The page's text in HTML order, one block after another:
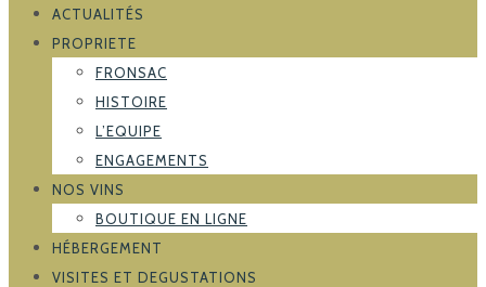
ACTUALITÉS
PROPRIETE
FRONSAC
HISTOIRE
L’EQUIPE
ENGAGEMENTS
NOS VINS
BOUTIQUE EN LIGNE
HÉBERGEMENT
VISITES ET DEGUSTATIONS